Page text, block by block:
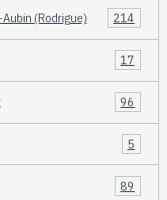
(Rodrigue) 214
17
96
5
89